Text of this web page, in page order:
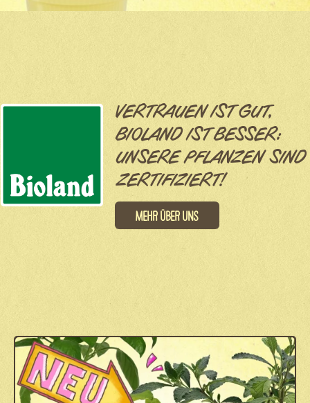
VERTRAUEN IST GUT,
BIOLAND IST BESSER:
UNSERE PFLANZEN SIND
ZERTIFIZIERT!
Mehr über uns